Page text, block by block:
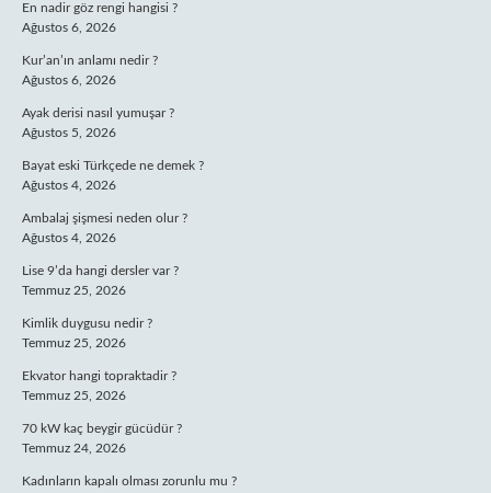
En nadir göz rengi hangisi ?
Ağustos 6, 2026
Kur’an’ın anlamı nedir ?
Ağustos 6, 2026
Ayak derisi nasıl yumuşar ?
Ağustos 5, 2026
Bayat eski Türkçede ne demek ?
Ağustos 4, 2026
Ambalaj şişmesi neden olur ?
Ağustos 4, 2026
Lise 9’da hangi dersler var ?
Temmuz 25, 2026
Kimlik duygusu nedir ?
Temmuz 25, 2026
Ekvator hangi topraktadir ?
Temmuz 25, 2026
70 kW kaç beygir gücüdür ?
Temmuz 24, 2026
Kadınların kapalı olması zorunlu mu ?